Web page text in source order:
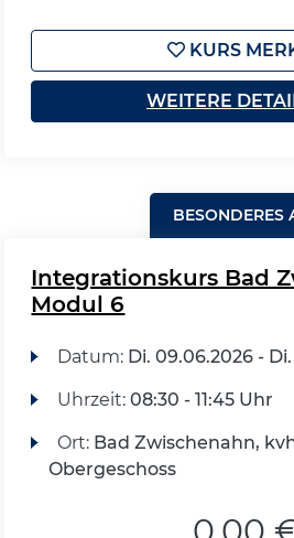
KURS
WEITERE
BESONDERES
Integrationskurs Bad
Modul 6
Datum: Di. 09.06.2026 - Di.
Uhrzeit: 08:30 - 11:45 Uhr
Ort: Bad Zwischenahn,
Obergeschoss